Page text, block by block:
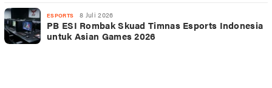
ESPORTS 8 Juli 2026
PB ESI Rombak Skuad Timnas Esports Indonesia
untuk Asian Games 2026